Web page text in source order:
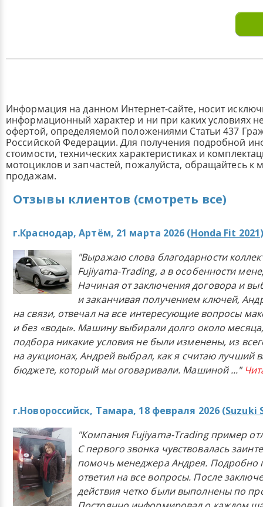
Информация на данном Интернет-сайте, носит
информационный характер и ни при каких условиях
офертой, определяемой положениями Статьи 437
Российской Федерации. Для получения подробной
стоимости, технических характеристиках и
мотоциклов и запчастей, пожалуйста, обращайтесь к
продажам.
Отзывы клиентов (смотреть все)
г.Краснодар, Артём, 21 марта 2026 (Honda Fit 2021
"Выражаю слова благодарности
Fujiyama-Trading, а в особенности
Начиная от заключения договора и
и заканчивая получением ключей,
на связи, отвечал на все интересующие вопросы
и без «воды». Машину выбирали долго около
подбора никакие условия не были изменены, из
на аукционах, Андрей выбрал, как я считаю лучший
бюджете, который мы оговаривали. Машиной..."
г.Новороссийск, Тамара, 18 февраля 2026 (Suzuki
"Компания Fujiyama-Trading пример
С первого звонка чувствовалась
помочь менеджера Андрея. Подробно
ответил на все вопросы. После
действия четко были выполнены по